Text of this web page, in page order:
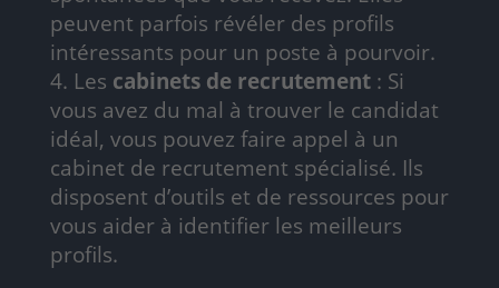
peuvent parfois révéler des profils
intéressants pour un poste à pourvoir.
Les cabinets de recrutement: Si
vous avez du mal à trouver le candidat
idéal, vous pouvez faire appel à un
cabinet de recrutement spécialisé. Ils
disposent d’outils et de ressources pour
vous aider à identifier les meilleurs
profils.